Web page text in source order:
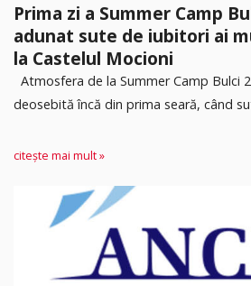
Prima zi a Summer Camp
adunat sute de iubitori ai
la Castelul Mocioni
Atmosfera de la Summer Camp Bulci
deosebită încă din prima seară, când
citește mai mult »